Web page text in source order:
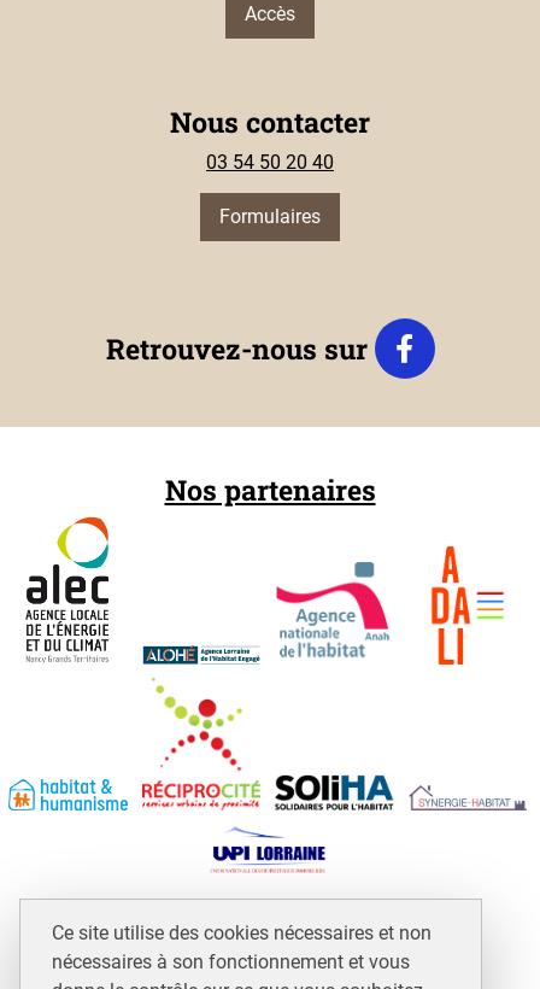
Ce site utilise des cookies nécessaires et non
nécessaires à son fonctionnement et vous
Accès
Nous contacter
03 54 50 20 40
Formulaires
Retrouvez-nous sur
Nos partenaires
Espace professionnels et assimilés
Mentions légales